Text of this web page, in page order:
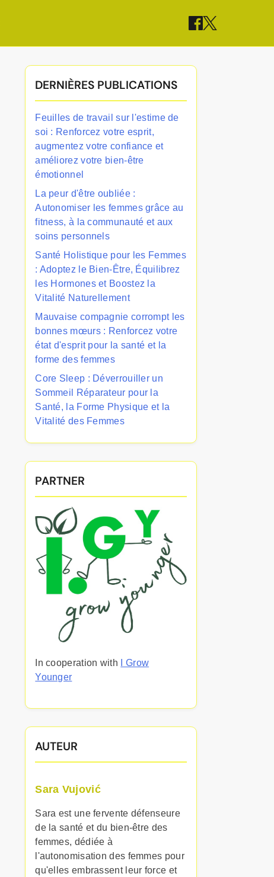
DERNIÈRES PUBLICATIONS
Feuilles de travail sur l'estime de
soi : Renforcez votre esprit,
augmentez votre confiance et
améliorez votre bien-être
émotionnel
La peur d'être oubliée :
Autonomiser les femmes grâce au
fitness, à la communauté et aux
soins personnels
Santé Holistique pour les Femmes
: Adoptez le Bien-Être, Équilibrez
les Hormones et Boostez la
Vitalité Naturellement
Mauvaise compagnie corrompt les
bonnes mœurs : Renforcez votre
état d'esprit pour la santé et la
forme des femmes
Core Sleep : Déverrouiller un
Sommeil Réparateur pour la
Santé, la Forme Physique et la
Vitalité des Femmes
PARTNER
In cooperation with
I Grow
Younger
AUTEUR
Sara Vujović
Sara est une fervente défenseure
de la santé et du bien-être des
femmes, dédiée à
l'autonomisation des femmes pour
qu'elles embrassent leur force et